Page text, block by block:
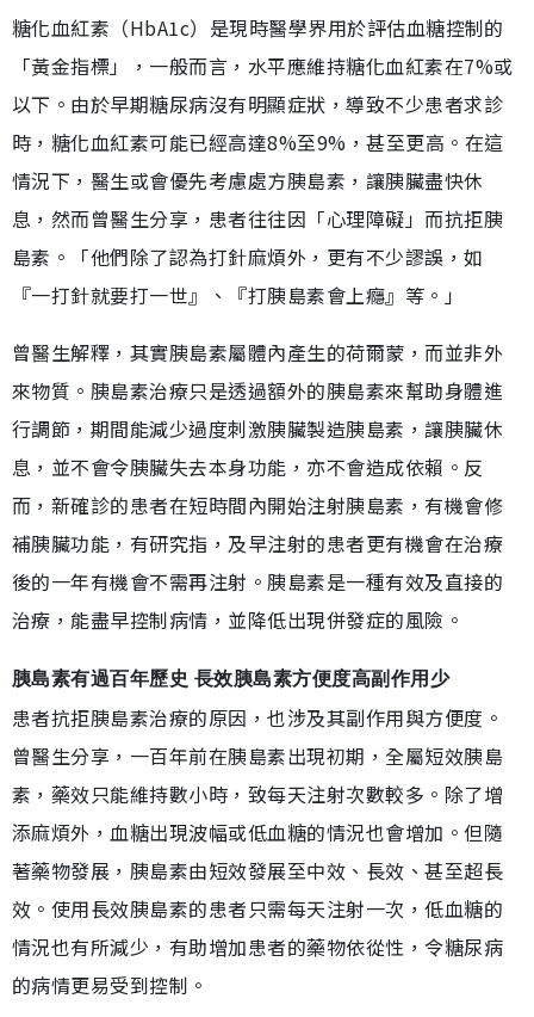
糖化血紅素（HbA1c）是現時醫學界用於評估血糖控制的
「黃金指標」，一般而言，水平應維持糖化血紅素在7%或
以下。由於早期糖尿病沒有明顯症狀，導致不少患者求診
時，糖化血紅素可能已經高達8%至9%，甚至更高。在這
情況下，醫生或會優先考慮處方胰島素，讓胰臟盡快休
息，然而曾醫生分享，患者往往因「心理障礙」而抗拒胰
島素。「他們除了認為打針麻煩外，更有不少謬誤，如
『一打針就要打一世』、『打胰島素會上癮』等。」
曾醫生解釋，其實胰島素屬體內產生的荷爾蒙，而並非外
來物質。胰島素治療只是透過額外的胰島素來幫助身體進
行調節，期間能減少過度刺激胰臟製造胰島素，讓胰臟休
息，並不會令胰臟失去本身功能，亦不會造成依賴。反
而，新確診的患者在短時間內開始注射胰島素，有機會修
補胰臟功能，有研究指，及早注射的患者更有機會在治療
後的一年有機會不需再注射。胰島素是一種有效及直接的
治療，能盡早控制病情，並降低出現併發症的風險。
胰島素有過百年歷史 長效胰島素方便度高副作用少
患者抗拒胰島素治療的原因，也涉及其副作用與方便度。
曾醫生分享，一百年前在胰島素出現初期，全屬短效胰島
素，藥效只能維持數小時，致每天注射次數較多。除了增
添麻煩外，血糖出現波幅或低血糖的情況也會增加。但隨
著藥物發展，胰島素由短效發展至中效、長效、甚至超長
效。使用長效胰島素的患者只需每天注射一次，低血糖的
情況也有所減少，有助增加患者的藥物依從性，令糖尿病
的病情更易受到控制。